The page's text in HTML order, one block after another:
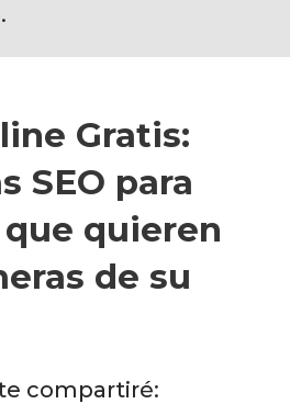
Gratis:
SEO para
quieren
de su
compartiré: